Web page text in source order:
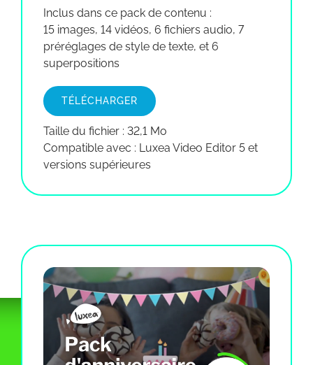
Inclus dans ce pack de contenu :
15 images, 14 vidéos, 6 fichiers audio, 7
préréglages de style de texte, et 6
superpositions
TÉLÉCHARGER
Taille du fichier : 32,1 Mo
Compatible avec : Luxea Video Editor 5 et
versions supérieures